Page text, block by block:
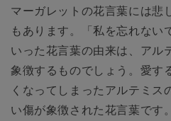
マーガレットの花言葉には悲
もあります。「私を忘れない
いった花言葉の由来は、アル
象徴するものでしょう。愛す
くなってしまったアルテミス
い傷が象徴された花言葉です。